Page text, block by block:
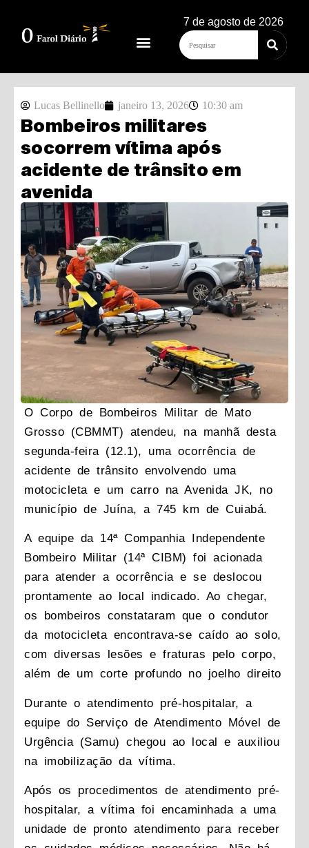
7 de agosto de 2026
Lucas Bellinello janeiro 13, 2026 10:30 am
Bombeiros militares
socorrem vítima após
acidente de trânsito em
avenida
O Corpo de Bombeiros Militar de Mato
Grosso (CBMMT) atendeu, na manhã desta
segunda-feira (12.1), uma ocorrência de
acidente de trânsito envolvendo uma
motocicleta e um carro na Avenida JK, no
município de Juína, a 745 km de Cuiabá.
A equipe da 14ª Companhia Independente
Bombeiro Militar (14ª CIBM) foi acionada
para atender a ocorrência e se deslocou
prontamente ao local indicado. Ao chegar,
os bombeiros constataram que o condutor
da motocicleta encontrava-se caído ao solo,
com diversas lesões e fraturas pelo corpo,
além de um corte profundo no joelho direito
Durante o atendimento pré-hospitalar, a
equipe do Serviço de Atendimento Móvel de
Urgência (Samu) chegou ao local e auxiliou
na imobilização da vítima.
Após os procedimentos de atendimento pré-
hospitalar, a vítima foi encaminhada a uma
unidade de pronto atendimento para receber